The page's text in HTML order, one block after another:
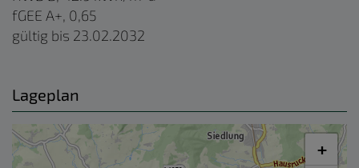
fGEE A+, 0,65
gültig bis 23.02.2032
Lageplan
+